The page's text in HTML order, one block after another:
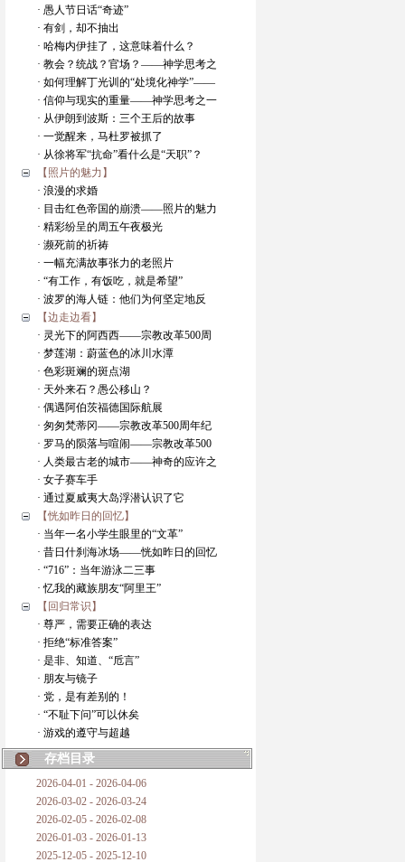
· 愚人节日话“奇迹”
· 有剑，却不抽出
· 哈梅内伊挂了，这意味着什么？
· 教会？统战？官场？——神学思考之
· 如何理解丁光训的“处境化神学”——
· 信仰与现实的重量——神学思考之一
· 从伊朗到波斯：三个王后的故事
· 一觉醒来，马杜罗被抓了
· 从徐将军“抗命”看什么是“天职”？
【照片的魅力】
· 浪漫的求婚
· 目击红色帝国的崩溃——照片的魅力
· 精彩纷呈的周五午夜极光
· 濒死前的祈祷
· 一幅充满故事张力的老照片
· “有工作，有饭吃，就是希望”
· 波罗的海人链：他们为何坚定地反
【边走边看】
· 灵光下的阿西西——宗教改革500周
· 梦莲湖：蔚蓝色的冰川水潭
· 色彩斑斓的斑点湖
· 天外来石？愚公移山？
· 偶遇阿伯茨福德国际航展
· 匆匆梵蒂冈——宗教改革500周年纪
· 罗马的陨落与喧闹——宗教改革500
· 人类最古老的城市——神奇的应许之
· 女子赛车手
· 通过夏威夷大岛浮潜认识了它
【恍如昨日的回忆】
· 当年一名小学生眼里的“文革”
· 昔日什刹海冰场——恍如昨日的回忆
· “716”：当年游泳二三事
· 忆我的藏族朋友“阿里王”
【回归常识】
· 尊严，需要正确的表达
· 拒绝“标准答案”
· 是非、知道、“卮言”
· 朋友与镜子
· 党，是有差别的！
· “不耻下问”可以休矣
· 游戏的遵守与超越
存档目录
2026-04-01 - 2026-04-06
2026-03-02 - 2026-03-24
2026-02-05 - 2026-02-08
2026-01-03 - 2026-01-13
2025-12-05 - 2025-12-10